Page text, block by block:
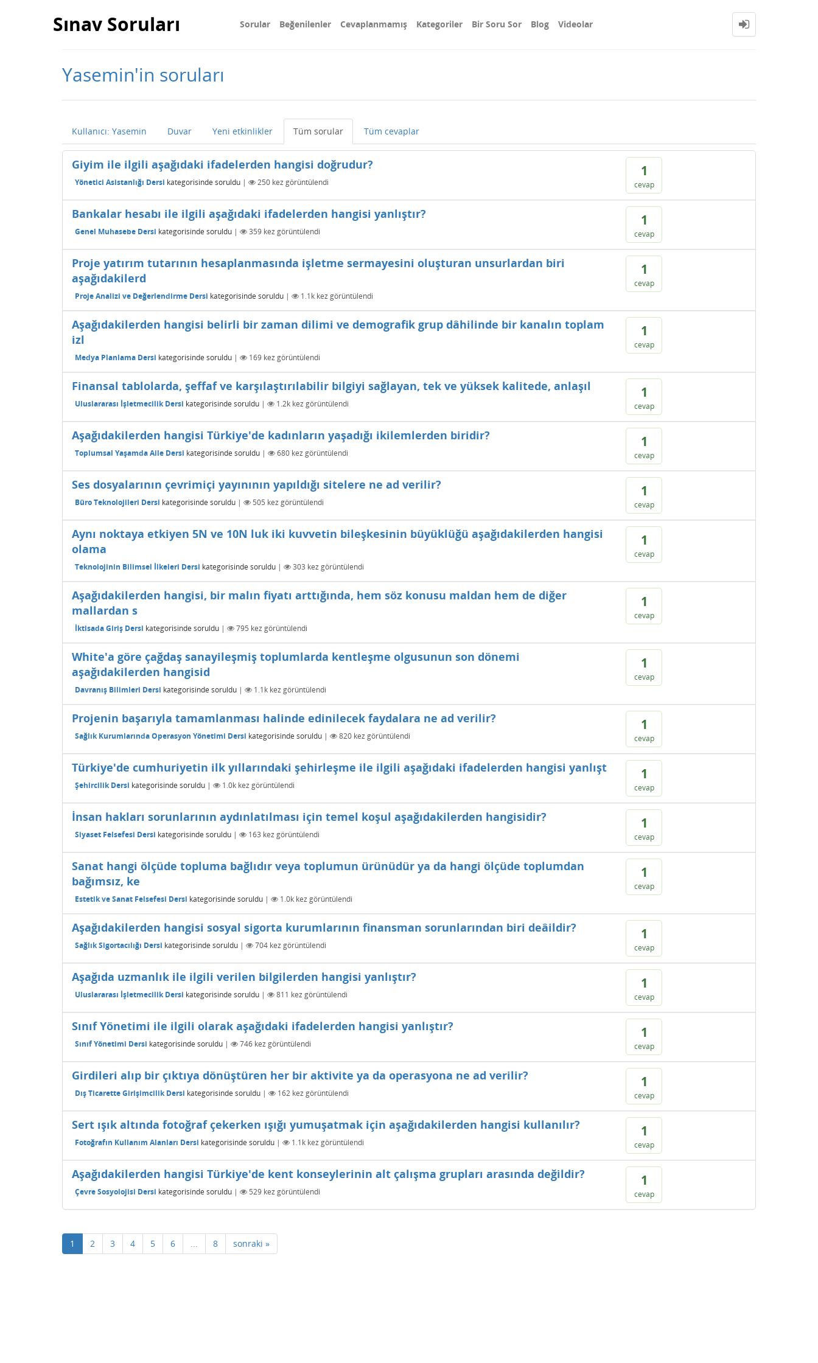
Sınav Soruları Sorular Beğenilenler Cevaplanmamış Kategoriler Bir Soru Sor Blog Videolar
Yasemin'in soruları
Kullanıcı: Yasemin Duvar Yeni etkinlikler Tüm sorular Tüm cevaplar
1
cevap
Giyim ile ilgili aşağıdaki ifadelerden hangisi doğrudur?
Yönetici Asistanlığı Dersi kategorisinde soruldu | 250 kez görüntülendi
1
cevap
Bankalar hesabı ile ilgili aşağıdaki ifadelerden hangisi yanlıştır?
Genel Muhasebe Dersi kategorisinde soruldu | 359 kez görüntülendi
1
cevap
Proje yatırım tutarının hesaplanmasında işletme sermayesini oluşturan unsurlardan biri
aşağıdakilerd
Proje Analizi ve Değerlendirme Dersi kategorisinde soruldu | 1.1k kez görüntülendi
1
cevap
Aşağıdakilerden hangisi belirli bir zaman dilimi ve demografik grup dâhilinde bir kanalın toplam
izl
Medya Planlama Dersi kategorisinde soruldu | 169 kez görüntülendi
1
cevap
Finansal tablolarda, şeffaf ve karşılaştırılabilir bilgiyi sağlayan, tek ve yüksek kalitede, anlaşıl
Uluslararası İşletmecilik Dersi kategorisinde soruldu | 1.2k kez görüntülendi
1
cevap
Aşağıdakilerden hangisi Türkiye'de kadınların yaşadığı ikilemlerden biridir?
Toplumsal Yaşamda Aile Dersi kategorisinde soruldu | 680 kez görüntülendi
1
cevap
Ses dosyalarının çevrimiçi yayınının yapıldığı sitelere ne ad verilir?
Büro Teknolojileri Dersi kategorisinde soruldu | 505 kez görüntülendi
1
cevap
Aynı noktaya etkiyen 5N ve 10N luk iki kuvvetin bileşkesinin büyüklüğü aşağıdakilerden hangisi
olama
Teknolojinin Bilimsel İlkeleri Dersi kategorisinde soruldu | 303 kez görüntülendi
1
cevap
Aşağıdakilerden hangisi, bir malın fiyatı arttığında, hem söz konusu maldan hem de diğer
mallardan s
İktisada Giriş Dersi kategorisinde soruldu | 795 kez görüntülendi
1
cevap
White'a göre çağdaş sanayileşmiş toplumlarda kentleşme olgusunun son dönemi
aşağıdakilerden hangisid
Davranış Bilimleri Dersi kategorisinde soruldu | 1.1k kez görüntülendi
1
cevap
Projenin başarıyla tamamlanması halinde edinilecek faydalara ne ad verilir?
Sağlık Kurumlarında Operasyon Yönetimi Dersi kategorisinde soruldu | 820 kez görüntülendi
1
cevap
Türkiye'de cumhuriyetin ilk yıllarındaki şehirleşme ile ilgili aşağıdaki ifadelerden hangisi yanlışt
Şehircilik Dersi kategorisinde soruldu | 1.0k kez görüntülendi
1
cevap
İnsan hakları sorunlarının aydınlatılması için temel koşul aşağıdakilerden hangisidir?
Siyaset Felsefesi Dersi kategorisinde soruldu | 163 kez görüntülendi
1
cevap
Sanat hangi ölçüde topluma bağlıdır veya toplumun ürünüdür ya da hangi ölçüde toplumdan
bağımsız, ke
Estetik ve Sanat Felsefesi Dersi kategorisinde soruldu | 1.0k kez görüntülendi
1
cevap
Aşağıdakilerden hangisi sosyal sigorta kurumlarının finansman sorunlarından biri deâildir?
Sağlık Sigortacılığı Dersi kategorisinde soruldu | 704 kez görüntülendi
1
cevap
Aşağıda uzmanlık ile ilgili verilen bilgilerden hangisi yanlıştır?
Uluslararası İşletmecilik Dersi kategorisinde soruldu | 811 kez görüntülendi
1
cevap
Sınıf Yönetimi ile ilgili olarak aşağıdaki ifadelerden hangisi yanlıştır?
Sınıf Yönetimi Dersi kategorisinde soruldu | 746 kez görüntülendi
1
cevap
Girdileri alıp bir çıktıya dönüştüren her bir aktivite ya da operasyona ne ad verilir?
Dış Ticarette Girişimcilik Dersi kategorisinde soruldu | 162 kez görüntülendi
1
cevap
Sert ışık altında fotoğraf çekerken ışığı yumuşatmak için aşağıdakilerden hangisi kullanılır?
Fotoğrafın Kullanım Alanları Dersi kategorisinde soruldu | 1.1k kez görüntülendi
1
cevap
Aşağıdakilerden hangisi Türkiye'de kent konseylerinin alt çalışma grupları arasında değildir?
Çevre Sosyolojisi Dersi kategorisinde soruldu | 529 kez görüntülendi
1 2 3 4 5 6 ... 8 sonraki »